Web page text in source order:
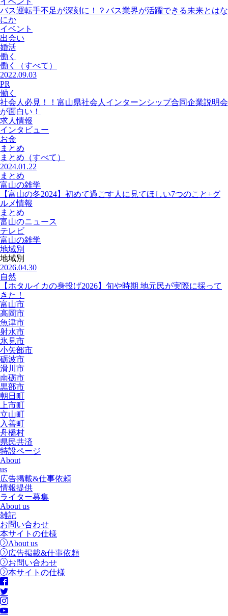
バス運転手不足が深刻に！？バス業界が活躍できる未来とはな
にか
イベント
出会い
婚活
働く
働く
（すべて）
2022.09.03
PR
働く
社会人必見！！富山県社会人インターンシップ合同企業説明会
が面白い！
求人情報
インタビュー
お金
まとめ
まとめ （すべて）
2024.01.22
まとめ
富山の雑学
【富山の冬2024】初めて過ごす人に見てほしい7つのこと+グ
ルメ情報
まとめ
富山のニュース
テレビ
富山の雑学
地域別
地域別
2026.04.30
自然
【ホタルイカの身投げ2026】旬や時期 地元民が実際に採って
きた！
富山市
高岡市
魚津市
射水市
氷見市
小矢部市
砺波市
滑川市
南砺市
黒部市
朝日町
上市町
立山町
入善町
舟橋村
県民共済
特設ページ
About
us
広告掲載&仕事依頼
情報提供
ライター募集
About us
雑記
お問い合わせ
本サイトの仕様
About us
広告掲載&仕事依頼
お問い合わせ
本サイトの仕様